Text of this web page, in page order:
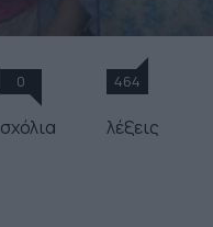
0
σχόλια
464
λέξεις